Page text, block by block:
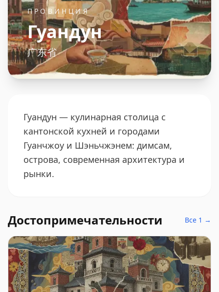
ПРОВИНЦИЯ
Гуандун
广东省
Гуандун — кулинарная столица с
кантонской кухней и городами
Гуанчжоу и Шэньчжэнем: димсам,
острова, современная архитектура и
рынки.
Достопримечательности Все 1 →